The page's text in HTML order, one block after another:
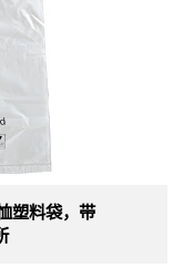
塑料袋，带